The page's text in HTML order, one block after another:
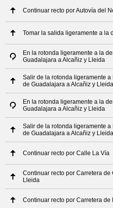
Continuar recto por Autovía del
Tomar la salida ligeramente a la
En la rotonda ligeramente a la
Guadalajara a Alcañiz y Lleida
Salir de la rotonda ligeramente
de Guadalajara a Alcañiz y Lleida
En la rotonda ligeramente a la
Guadalajara a Alcañiz y Lleida
Salir de la rotonda ligeramente
de Guadalajara a Alcañiz y Lleida
Continuar recto por Calle La Vía
Continuar recto por Carretera de
Lleida
Continuar recto por Carretera de